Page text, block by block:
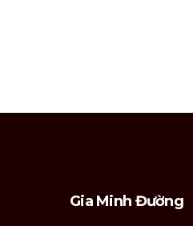
Gia Minh Đường